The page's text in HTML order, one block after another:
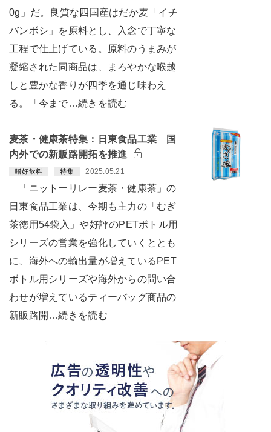
0g」だ。良質な四国産はだか麦「イチ
バンボシ」を原料とし、入念で丁寧な
工程で仕上げている。原料のうまみが
凝縮された同商品は、まろやかな喉越
しと豊かな香りが四季を通じ味わえ
る。「今まで…続きを読む
麦茶・健康茶特集：日東食品工業 国
内外での新販路開拓を推進
嗜好飲料 特集 2025.05.21
「ニットーリレー麦茶・健康茶」の
日東食品工業は、今期も主力の「むぎ
茶徳用54袋入」や好評のPETボトル用
シリーズの営業を強化していくととも
に、海外への輸出量が増えているPET
ボトル用シリーズや海外からの問い合
わせが増えているティーバッグ商品の
新販路開…続きを読む